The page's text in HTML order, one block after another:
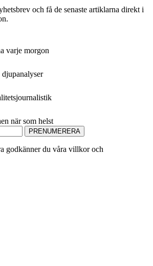
och få de senaste artiklarna direkt i
varje morgon
när som helst
PRENUMERERA
godkänner du våra villkor och